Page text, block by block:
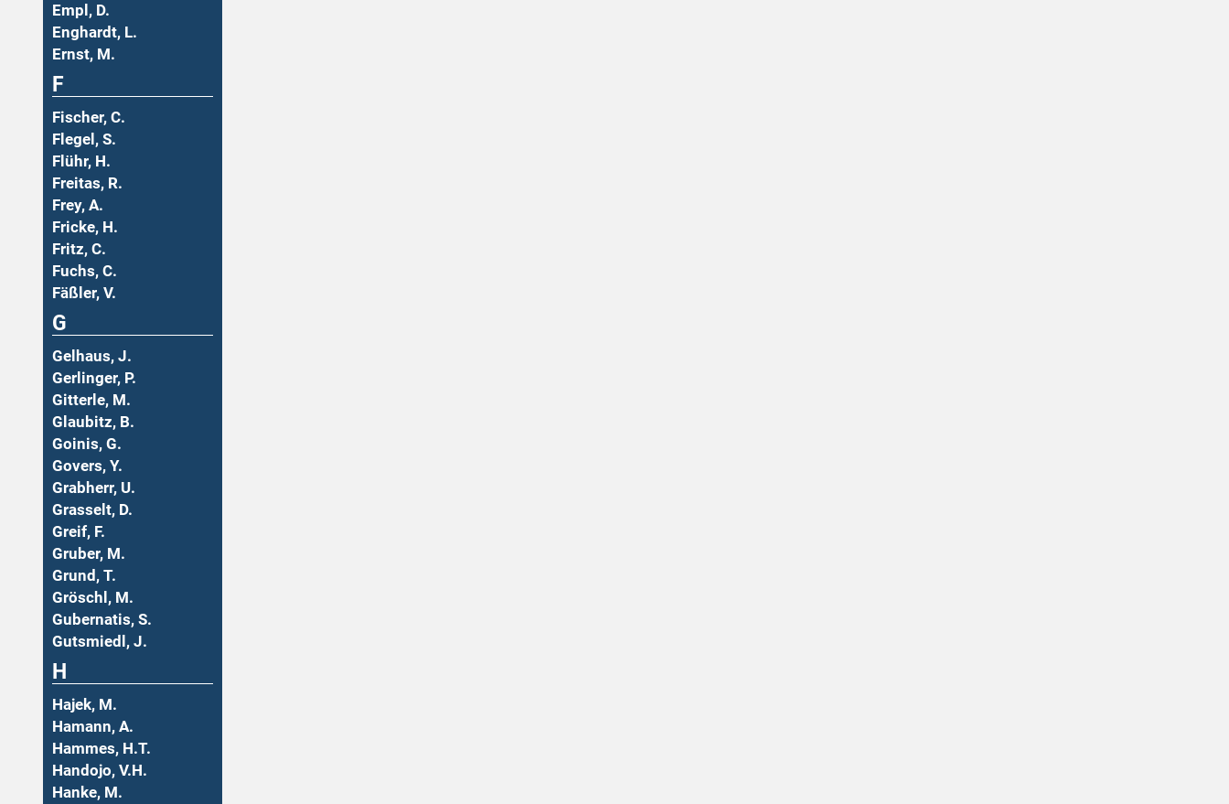
Empl, D.
Enghardt, L.
Ernst, M.
F
Fischer, C.
Flegel, S.
Flühr, H.
Freitas, R.
Frey, A.
Fricke, H.
Fritz, C.
Fuchs, C.
Fäßler, V.
G
Gelhaus, J.
Gerlinger, P.
Gitterle, M.
Glaubitz, B.
Goinis, G.
Govers, Y.
Grabherr, U.
Grasselt, D.
Greif, F.
Gruber, M.
Grund, T.
Gröschl, M.
Gubernatis, S.
Gutsmiedl, J.
H
Hajek, M.
Hamann, A.
Hammes, H.T.
Handojo, V.H.
Hanke, M.